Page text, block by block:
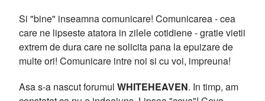
Si "bine" inseamna comunicare! Comunicarea - cea
care ne lipseste atatora in zilele cotidiene - gratie vietii
extrem de dura care ne solicita pana la epuizare de
multe ori! Comunicare intre noi si cu voi, impreuna!
Asa s-a nascut forumul WHITEHEAVEN. In timp, am